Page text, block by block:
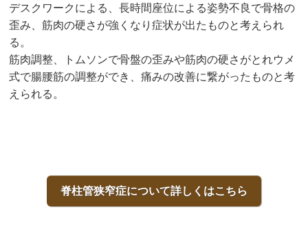
デスクワークによる、長時間座位による姿勢不良で骨格の
歪み、筋肉の硬さが強くなり症状が出たものと考えられ
る。
筋肉調整、トムソンで骨盤の歪みや筋肉の硬さがとれウメ
式で腸腰筋の調整ができ、痛みの改善に繋がったものと考
えられる。
脊柱管狭窄症について詳しくはこちら